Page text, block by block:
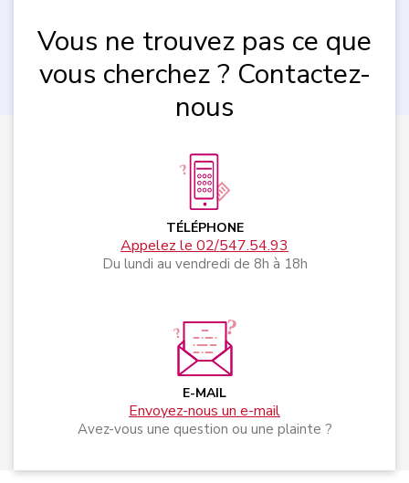
Vous ne trouvez pas ce que
vous cherchez ? Contactez-
nous
TÉLÉPHONE
Appelez le 02/547.54.93
Du lundi au vendredi de 8h à 18h
E-MAIL
Envoyez-nous un e-mail
Avez-vous une question ou une plainte ?